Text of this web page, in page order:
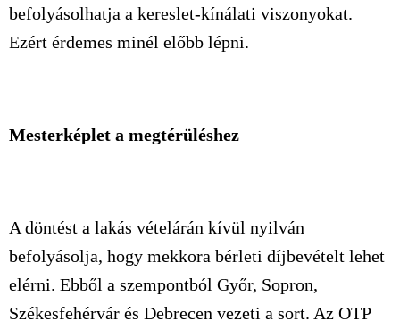
befolyásolhatja a kereslet-kínálati viszonyokat.
Ezért érdemes minél előbb lépni.
Mesterképlet a megtérüléshez
A döntést a lakás vételárán kívül nyilván
befolyásolja, hogy mekkora bérleti díjbevételt lehet
elérni. Ebből a szempontból Győr, Sopron,
Székesfehérvár és Debrecen vezeti a sort. Az OTP